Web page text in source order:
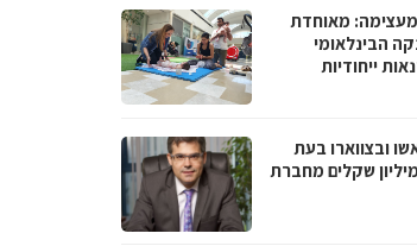
מאוחדת
הבינלאומי
ייחודיות
ובצווארו בעת
שקלים מחברת